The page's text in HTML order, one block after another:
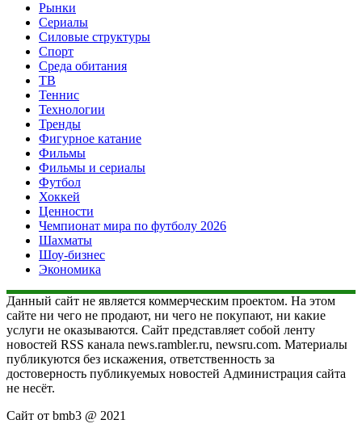
Рынки
Сериалы
Силовые структуры
Спорт
Среда обитания
ТВ
Теннис
Технологии
Тренды
Фигурное катание
Фильмы
Фильмы и сериалы
Футбол
Хоккей
Ценности
Чемпионат мира по футболу 2026
Шахматы
Шоу-бизнес
Экономика
Данный сайт не является коммерческим проектом. На этом
сайте ни чего не продают, ни чего не покупают, ни какие
услуги не оказываются. Сайт представляет собой ленту
новостей RSS канала news.rambler.ru, newsru.com. Материалы
публикуются без искажения, ответственность за
достоверность публикуемых новостей Администрация сайта
не несёт.
Сайт от bmb3 @ 2021